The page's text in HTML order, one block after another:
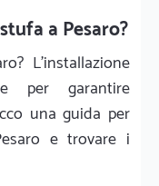
a Pesaro?
L'installazione
per garantire
una guida per
e trovare i